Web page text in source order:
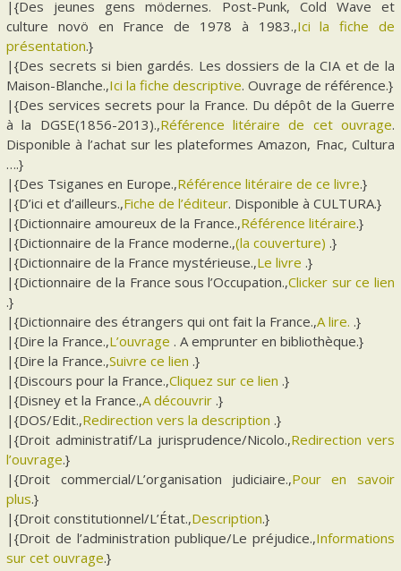
|{Des jeunes gens mödernes. Post-Punk, Cold Wave et
culture novö en France de 1978 à 1983.,Ici la fiche de
présentation.}
|{Des secrets si bien gardés. Les dossiers de la CIA et de la
Maison-Blanche.,Ici la fiche descriptive. Ouvrage de référence.}
|{Des services secrets pour la France. Du dépôt de la Guerre
à la DGSE(1856-2013).,Référence litéraire de cet ouvrage.
Disponible à l’achat sur les plateformes Amazon, Fnac, Cultura
….}
|{Des Tsiganes en Europe.,Référence litéraire de ce livre.}
|{D’ici et d’ailleurs.,Fiche de l’éditeur. Disponible à CULTURA.}
|{Dictionnaire amoureux de la France.,Référence litéraire.}
|{Dictionnaire de la France moderne.,(la couverture) .}
|{Dictionnaire de la France mystérieuse.,Le livre .}
|{Dictionnaire de la France sous l’Occupation.,Clicker sur ce lien
.}
|{Dictionnaire des étrangers qui ont fait la France.,A lire. .}
|{Dire la France.,L’ouvrage . A emprunter en bibliothèque.}
|{Dire la France.,Suivre ce lien .}
|{Discours pour la France.,Cliquez sur ce lien .}
|{Disney et la France.,A découvrir .}
|{DOS/Edit.,Redirection vers la description .}
|{Droit administratif/La jurisprudence/Nicolo.,Redirection vers
l’ouvrage.}
|{Droit commercial/L’organisation judiciaire.,Pour en savoir
plus.}
|{Droit constitutionnel/L’État.,Description.}
|{Droit de l’administration publique/Le préjudice.,Informations
sur cet ouvrage.}